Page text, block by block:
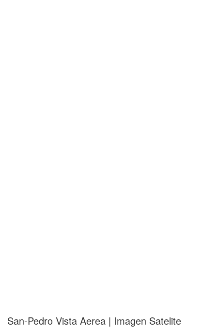
San-Pedro Vista Aerea | Imagen Satelite